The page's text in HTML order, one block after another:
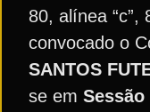
80, alínea “c”,
convocado o
SANTOS
se em